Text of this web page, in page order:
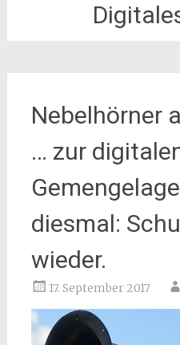
Nebelhörner
… zur
diesmal:
wieder.
17. September 2017